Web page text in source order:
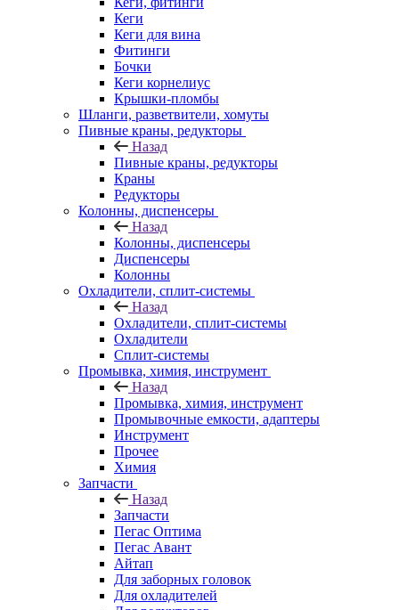
Кеги
Кеги для вина
Фитинги
Бочки
Кеги корнелиус
Крышки-пломбы
Шланги, разветвители, хомуты
Пивные краны, редукторы
Назад
Пивные краны, редукторы
Краны
Редукторы
Колонны, диспенсеры
Назад
Колонны, диспенсеры
Диспенсеры
Колонны
Охладители, сплит-системы
Назад
Охладители, сплит-системы
Охладители
Сплит-системы
Промывка, химия, инструмент
Назад
Промывка, химия, инструмент
Промывочные емкости, адаптеры
Инструмент
Прочее
Химия
Запчасти
Назад
Запчасти
Пегас Оптима
Пегас Авант
Айтап
Для заборных головок
Для охладителей